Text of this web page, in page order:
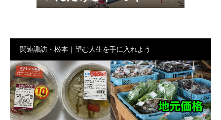
関連諏訪・松本｜望む人生を手に入れよう